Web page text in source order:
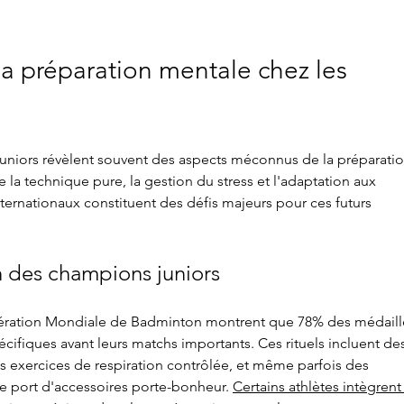
préparation mentale chez les
révèlent souvent des aspects méconnus de la
la technique pure, la gestion du stress et l'adaptation aux
constituent des défis majeurs pour ces futurs
des champions juniors
Mondiale de Badminton montrent que 78% des
avant leurs matchs importants. Ces rituels incluent
exercices de respiration contrôlée, et même parfois des
port d'accessoires porte-bonheur. Certains athlètes intègrent